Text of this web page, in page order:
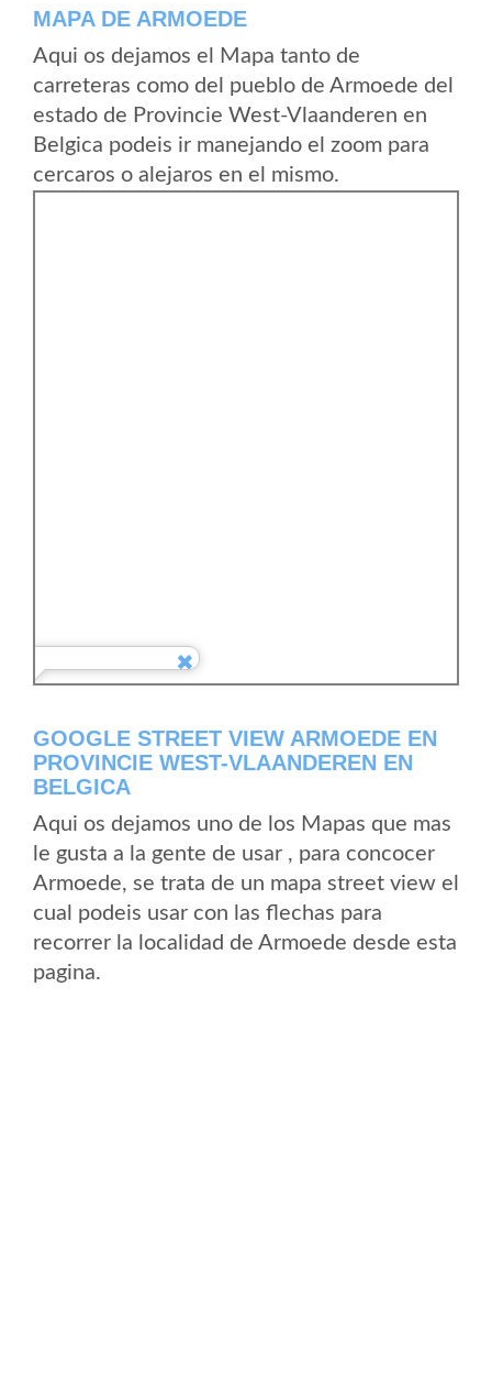
MAPA DE ARMOEDE
Aqui os dejamos el Mapa tanto de
carreteras como del pueblo de Armoede del
estado de Provincie West-Vlaanderen en
Belgica podeis ir manejando el zoom para
cercaros o alejaros en el mismo.
GOOGLE STREET VIEW ARMOEDE EN
PROVINCIE WEST-VLAANDEREN EN
BELGICA
Aqui os dejamos uno de los Mapas que mas
le gusta a la gente de usar , para concocer
Armoede, se trata de un mapa street view el
cual podeis usar con las flechas para
recorrer la localidad de Armoede desde esta
pagina.